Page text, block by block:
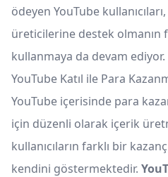
ödeyen YouTube
üreticilerine destek olmanın
kullanmaya da devam ediyor.
YouTube Katıl ile Para
YouTube içerisinde para
için düzenli olarak içerik
kullanıcıların farklı bir
kendini göstermektedir.